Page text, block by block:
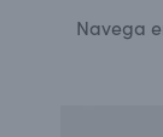
Navega